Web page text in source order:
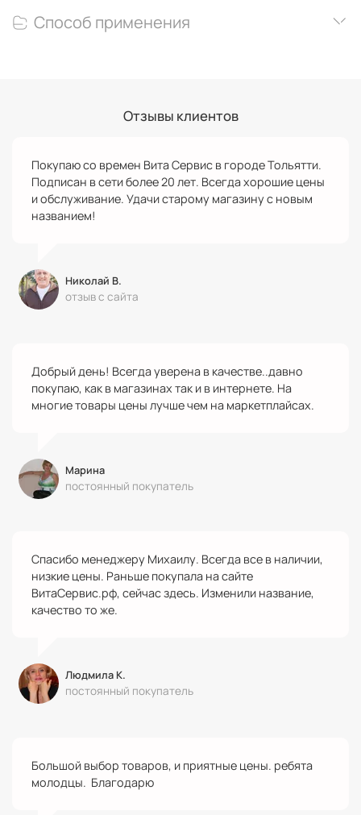
Способ применения
Отзывы клиентов
Покупаю со времен Вита Сервис в городе Тольятти.
Подписан в сети более 20 лет. Всегда хорошие цены
и обслуживание. Удачи старому магазину с новым
названием!
Николай В.
отзыв с сайта
Добрый день! Всегда уверена в качестве..давно
покупаю, как в магазинах так и в интернете. На
многие товары цены лучше чем на маркетплайсах.
Марина
постоянный покупатель
Спасибо менеджеру Михаилу. Всегда все в наличии,
низкие цены. Раньше покупала на сайте
ВитаСервис.рф, сейчас здесь. Изменили название,
качество то же.
Людмила К.
постоянный покупатель
Большой выбор товаров, и приятные цены. ребята
молодцы. Благодарю